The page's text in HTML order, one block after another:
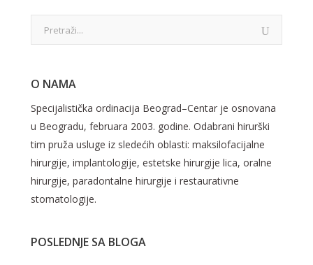
O NAMA
Specijalistička ordinacija Beograd–Centar je osnovana
u Beogradu, februara 2003. godine. Odabrani hirurški
tim pruža usluge iz sledećih oblasti: maksilofacijalne
hirurgije, implantologije, estetske hirurgije lica, oralne
hirurgije, paradontalne hirurgije i restaurativne
stomatologije.
POSLEDNJE SA BLOGA